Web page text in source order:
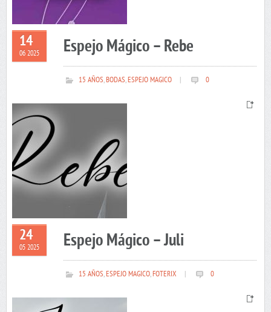
14
06 2025 Espejo Mágico – Rebe
15 AÑOS,BODAS,ESPEJO MAGICO 0
24
05 2025 Espejo Mágico – Juli
15 AÑOS,ESPEJO MAGICO,FOTERIX 0